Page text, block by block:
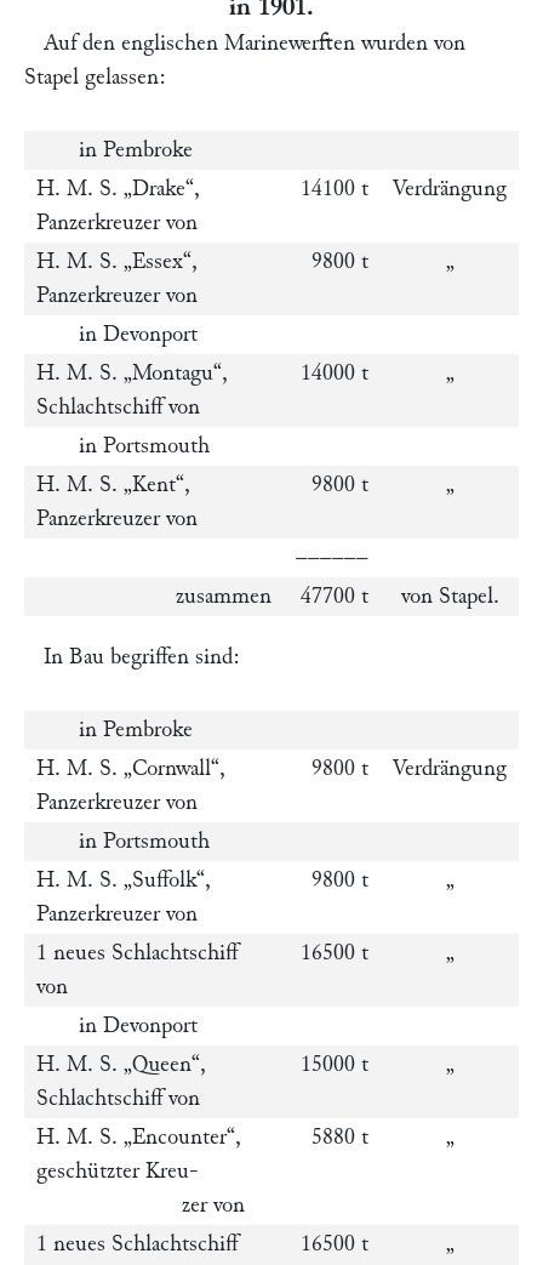
in 1901.
Auf den englischen Marinewerften wurden von
Stapel gelassen:
in Pembroke
H. M. S. „Drake“,
Panzerkreuzer von
14100 t Verdrängung
H. M. S. „Essex“,
Panzerkreuzer von
9800 t „
in Devonport
H. M. S. „Montagu“,
Schlachtschiff von
14000 t „
in Portsmouth
H. M. S. „Kent“,
Panzerkreuzer von
9800 t „
––––––
zusammen
47700 t von Stapel.
In Bau begriffen sind:
in Pembroke
H. M. S. „Cornwall“,
Panzerkreuzer von
9800 t Verdrängung
in Portsmouth
H. M. S. „Suffolk“,
Panzerkreuzer von
9800 t „
1 neues Schlachtschiff
von
16500 t „
in Devonport
H. M. S. „Queen“,
Schlachtschiff von
15000 t „
H. M. S. „Encounter“,
geschützter Kreu-
zer von
5880 t „
1 neues Schlachtschiff
16500 t „